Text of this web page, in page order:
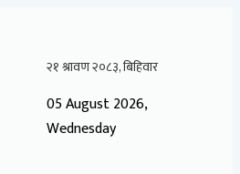
05 August 2026,
Wednesday